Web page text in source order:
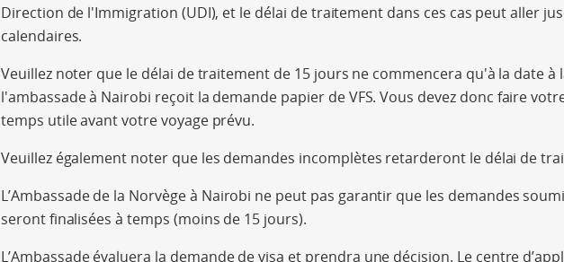
Direction de l'Immigration (UDI), et le délai de traitement dans ces cas peut aller
calendaires.
Veuillez noter que le délai de traitement de 15 jours ne commencera qu'à la date à
l'ambassade à Nairobi reçoit la demande papier de VFS. Vous devez donc faire
temps utile avant votre voyage prévu.
Veuillez également noter que les demandes incomplètes retarderont le délai de
L’Ambassade de la Norvège à Nairobi ne peut pas garantir que les demandes
seront finalisées à temps (moins de 15 jours).
L’Ambassade évaluera la demande de visa et prendra une décision. Le centre